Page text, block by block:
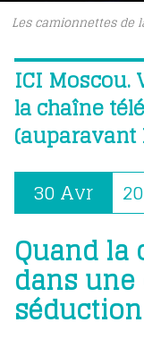
Les camionnettes de
ICI
la chaîne
(auparavant
30 Avr
Quand la
dans
séduction